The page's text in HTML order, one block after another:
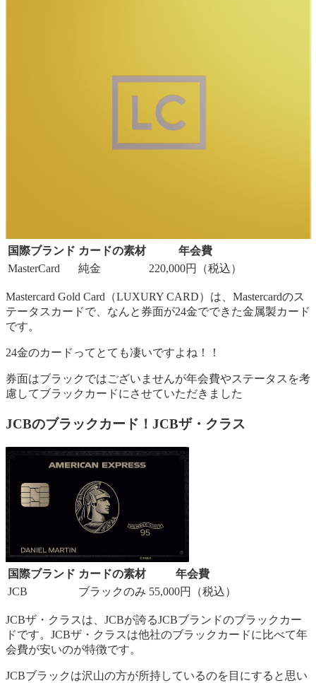
国際ブランド カードの素材
年会費
MasterCard
純金 220,000円（税込）
Mastercard Gold Card（LUXURY CARD）は、Mastercardのス
テータスカードで、なんと券面が24金でできた金属製カード
です。
24金のカードってとても凄いですよね！！
券面はブラックではございませんが年会費やステータスを考
慮してブラックカードにさせていただきました
JCBのブラックカード！JCBザ・クラス
国際ブランド カードの素材
年会費
JCB
ブラックのみ 55,000円（税込）
JCBザ・クラスは、JCBが誇るJCBブランドのブラックカー
ドです。JCBザ・クラスは他社のブラックカードに比べて年
会費が安いのが特徴です。
JCBブラックは沢山の方が所持しているのを目にすると思い